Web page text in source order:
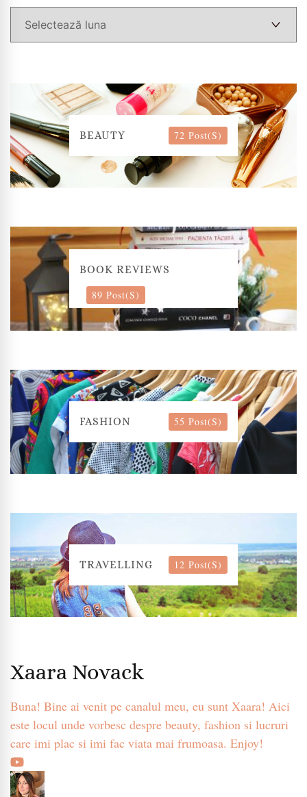
BEAUTY 72 Post(s)
BOOK REVIEWS
89 Post(s)
FASHION 55 Post(s)
TRAVELLING 12 Post(s)
Xaara Novack
Buna! Bine ai venit pe canalul meu, eu sunt Xaara! Aici
este locul unde vorbesc despre beauty, fashion si lucruri
care imi plac si imi fac viata mai frumoasa. Enjoy!